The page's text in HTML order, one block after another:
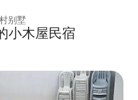
别墅
小木屋民宿